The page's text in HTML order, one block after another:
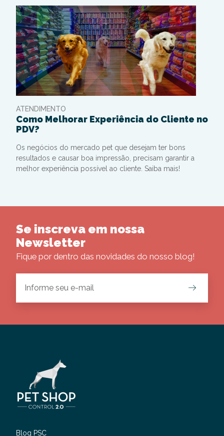
ATENDIMENTO
Como Melhorar Experiência do Cliente no
PDV?
Os negócios do mercado pet que desejam ter bons
resultados e causar boa impressão, precisam garantir a
melhor experiência possível ao cliente. Saiba mais!
Se inscreva em nossa
Newsletter
Fique por dentro das novidades do nosso blog!
Blog PSC